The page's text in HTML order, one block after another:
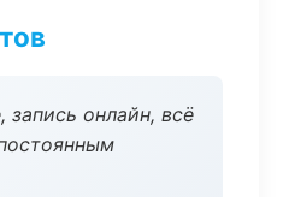
онлайн, всё